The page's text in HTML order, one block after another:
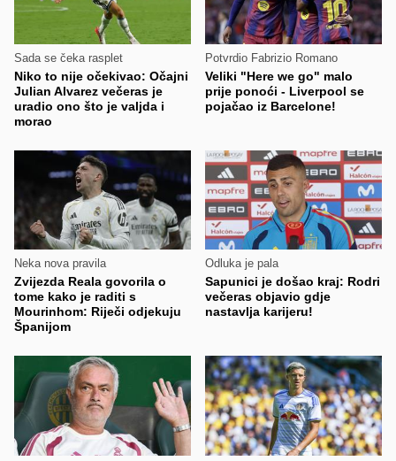
Sada se čeka rasplet
Niko to nije očekivao: Očajni
Julian Alvarez večeras je
uradio ono što je valjda i
morao
Potvrdio Fabrizio Romano
Veliki "Here we go" malo
prije ponoći - Liverpool se
pojačao iz Barcelone!
Neka nova pravila
Zvijezda Reala govorila o
tome kako je raditi s
Mourinhom: Riječi odjekuju
Španijom
Odluka je pala
Sapunici je došao kraj: Rodri
večeras objavio gdje
nastavlja karijeru!